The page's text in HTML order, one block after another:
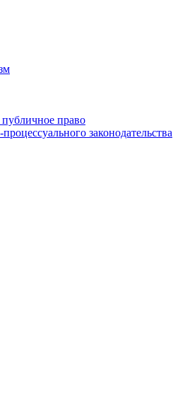
право
законодательства